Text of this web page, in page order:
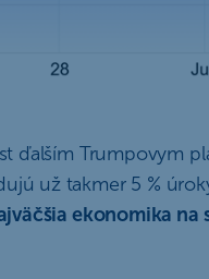
ďalším Trumpovym
už takmer 5 %
ekonomika na